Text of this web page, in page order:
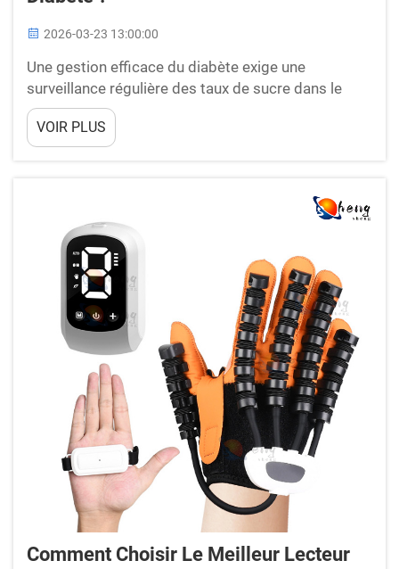
2026-03-23 13:00:00
Une gestion efficace du diabète exige une
surveillance régulière des taux de sucre dans le
sang, et un lecteur de glycémie constitue un outil
essentiel pour des millions de personnes à travers
le monde. Ces appareils compacts ont révolutionné
VOIR PLUS
Comment Choisir Le Meilleur Lecteur